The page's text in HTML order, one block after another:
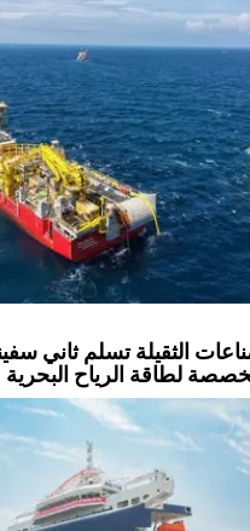
الثقيلة تسلم ثاني
لطاقة الرياح البحرية